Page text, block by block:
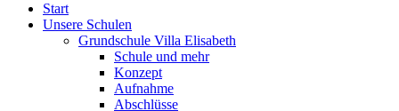
Start
Unsere Schulen
Grundschule Villa Elisabeth
Schule und mehr
Konzept
Aufnahme
Abschlüsse